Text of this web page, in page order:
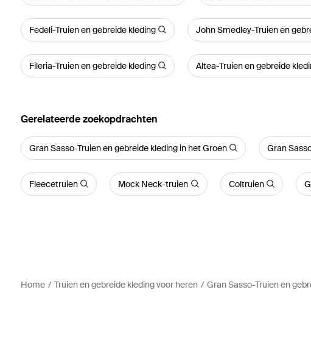
Fedeli-Truien en gebreide kleding John Smedley-Truien en
Fileria-Truien en gebreide kleding Altea-Truien en gebreide
Gerelateerde zoekopdrachten
Gran Sasso-Truien en gebreide kleding in het Groen Gran
Fleecetruien Mock Neck-truien Coltruien
Home Truien en gebreide kleding voor heren Gran Sasso-Truien en